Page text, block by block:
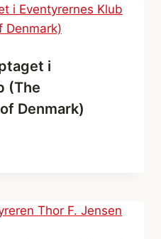
i
(The
Denmark)